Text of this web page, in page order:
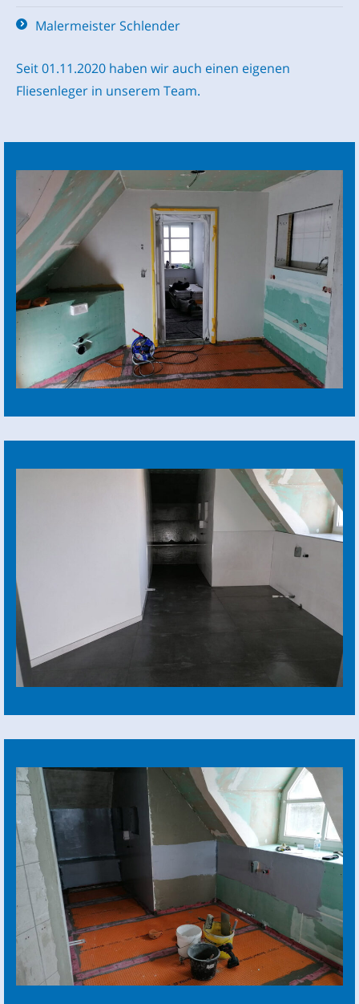
Malermeister Schlender
Seit 01.11.2020 haben wir auch einen eigenen
Fliesenleger in unserem Team.